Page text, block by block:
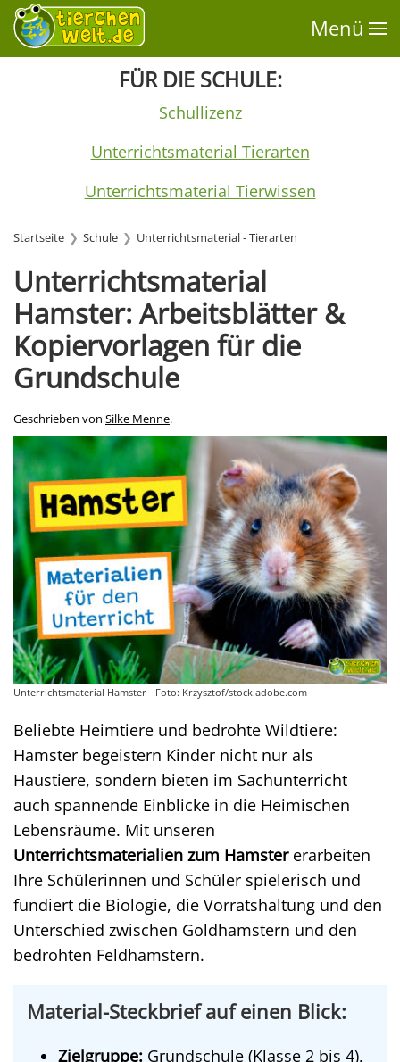
Menü
FÜR DIE SCHULE:
Schullizenz
Unterrichtsmaterial Tierarten
Unterrichtsmaterial Tierwissen
Startseite Schule Unterrichtsmaterial - Tierarten
Unterrichtsmaterial
Hamster: Arbeitsblätter &
Kopiervorlagen für die
Grundschule
Geschrieben von Silke Menne.
Unterrichtsmaterial Hamster - Foto: Krzysztof/stock.adobe.com
Beliebte Heimtiere und bedrohte Wildtiere:
Hamster begeistern Kinder nicht nur als
Haustiere, sondern bieten im Sachunterricht
auch spannende Einblicke in die Heimischen
Lebensräume. Mit unseren
Unterrichtsmaterialien zum Hamstererarbeiten
Ihre Schülerinnen und Schüler spielerisch und
fundiert die Biologie, die Vorratshaltung und den
Unterschied zwischen Goldhamstern und den
bedrohten Feldhamstern.
Material-Steckbrief auf einen Blick:
Zielgruppe: Grundschule (Klasse 2 bis 4),